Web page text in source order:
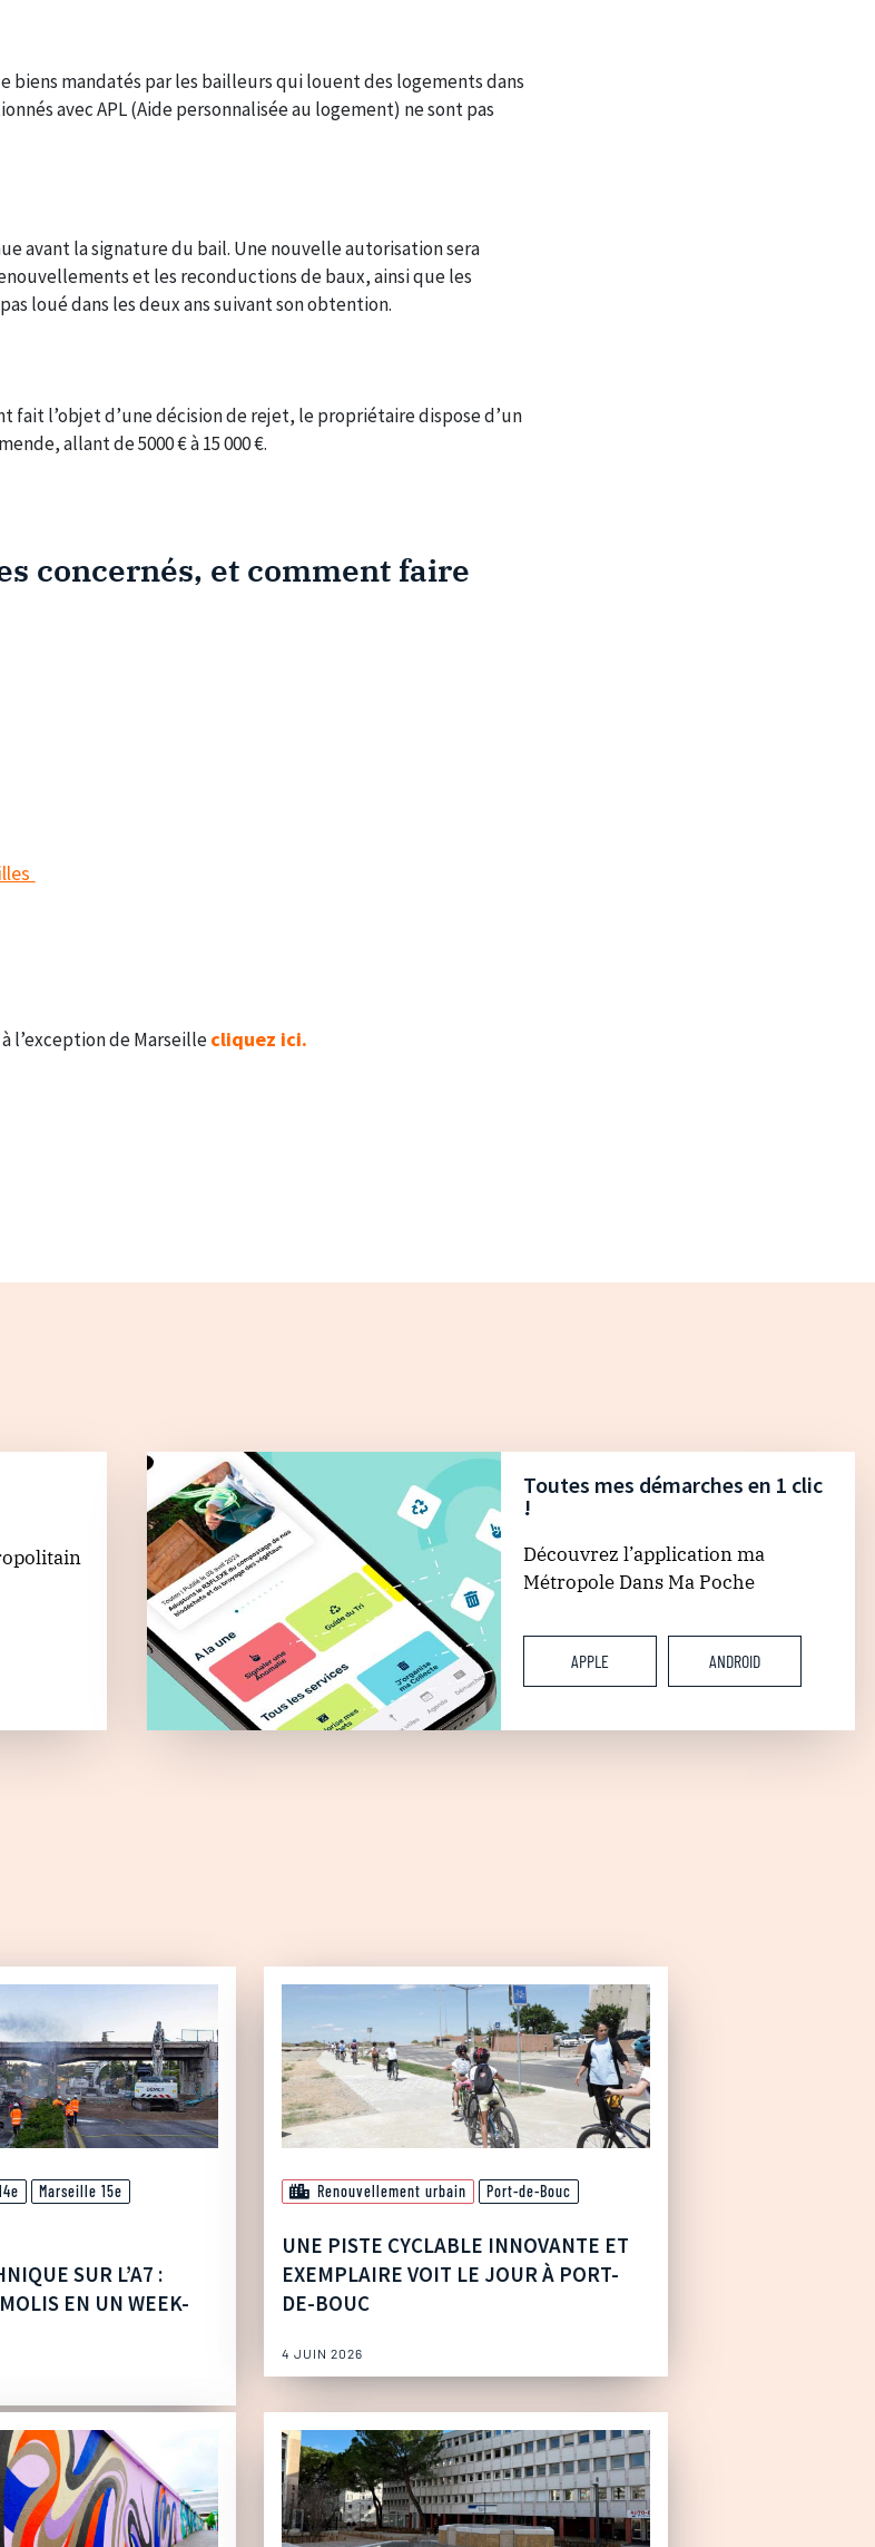
mandatés par les bailleurs qui louent des logements dans
avec APL (Aide personnalisée au logement) ne sont pas
avant la signature du bail. Une nouvelle autorisation sera
et les reconductions de baux, ainsi que les
loué dans les deux ans suivant son obtention.
fait l’objet d’une décision de rejet, le propriétaire dispose d’un
allant de 5000 € à 15 000 €.
concernés, et comment faire
l’exception de Marseillecliquez ici.
Toutes mes démarches en 1 clic
!
Découvrez l’application ma
Métropole Dans Ma Poche
APPLE ANDROID
Marseille 15e
SUR L’A7 :
EN UN WEEK-
Renouvellement urbain Port-de-Bouc
UNE PISTE CYCLABLE INNOVANTE ET
EXEMPLAIRE VOIT LE JOUR À PORT-
DE-BOUC
4 JUIN 2026